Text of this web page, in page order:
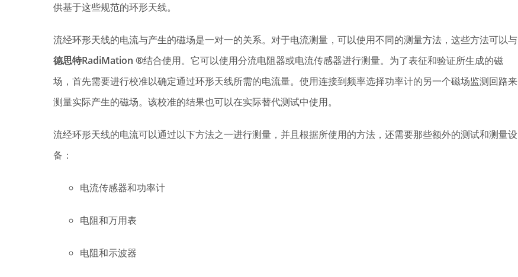
供基于这些规范的环形天线。
流经环形天线的电流与产生的磁场是一对一的关系。对于电流测量，可以使用不同的测量方法，这些方法可以与
德思特RadiMation ®结合使用。它可以使用分流电阻器或电流传感器进行测量。为了表征和验证所生成的磁
场，首先需要进行校准以确定通过环形天线所需的电流量。使用连接到频率选择功率计的另一个磁场监测回路来
测量实际产生的磁场。该校准的结果也可以在实际替代测试中使用。
流经环形天线的电流可以通过以下方法之一进行测量，并且根据所使用的方法，还需要那些额外的测试和测量设
备：
电流传感器和功率计
电阻和万用表
电阻和示波器